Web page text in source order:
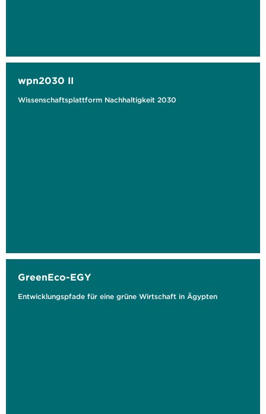
wpn2030 II
Wissenschaftsplattform Nachhaltigkeit 2030
GreenEco-EGY
Entwicklungspfade für eine grüne Wirtschaft in Ägypten